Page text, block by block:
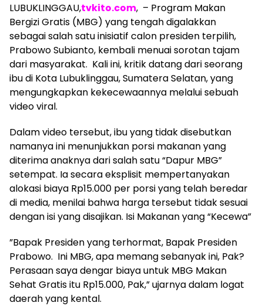
​LUBUKLINGGAU,tvkito.com, – Program Makan
Bergizi Gratis (MBG) yang tengah digalakkan
sebagai salah satu inisiatif calon presiden terpilih,
Prabowo Subianto, kembali menuai sorotan tajam
dari masyarakat. Kali ini, kritik datang dari seorang
ibu di Kota Lubuklinggau, Sumatera Selatan, yang
mengungkapkan kekecewaannya melalui sebuah
video viral.
Dalam video tersebut, ibu yang tidak disebutkan
namanya ini menunjukkan porsi makanan yang
diterima anaknya dari salah satu “Dapur MBG”
setempat. Ia secara eksplisit mempertanyakan
alokasi biaya Rp15.000 per porsi yang telah beredar
di media, menilai bahwa harga tersebut tidak sesuai
dengan isi yang disajikan. Isi Makanan yang “Kecewa”
​”Bapak Presiden yang terhormat, Bapak Presiden
Prabowo. Ini MBG, apa memang sebanyak ini, Pak?
Perasaan saya dengar biaya untuk MBG Makan
Sehat Gratis itu Rp15.000, Pak,” ujarnya dalam logat
daerah yang kental.